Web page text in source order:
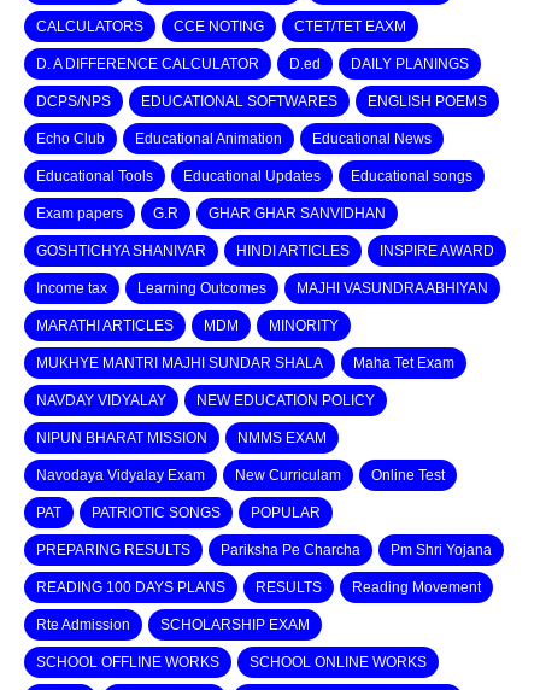
CALCULATORS CCE NOTING CTET/TET EAXM
D. A DIFFERENCE CALCULATOR D.ed DAILY PLANINGS
DCPS/NPS EDUCATIONAL SOFTWARES ENGLISH POEMS
Echo Club Educational Animation Educational News
Educational Tools Educational Updates Educational songs
Exam papers G.R GHAR GHAR SANVIDHAN
GOSHTICHYA SHANIVAR HINDI ARTICLES INSPIRE AWARD
Income tax Learning Outcomes MAJHI VASUNDRA ABHIYAN
MARATHI ARTICLES MDM MINORITY
MUKHYE MANTRI MAJHI SUNDAR SHALA Maha Tet Exam
NAVDAY VIDYALAY NEW EDUCATION POLICY
NIPUN BHARAT MISSION NMMS EXAM
Navodaya Vidyalay Exam New Curriculam Online Test
PAT PATRIOTIC SONGS POPULAR
PREPARING RESULTS Pariksha Pe Charcha Pm Shri Yojana
READING 100 DAYS PLANS RESULTS Reading Movement
Rte Admission SCHOLARSHIP EXAM
SCHOOL OFFLINE WORKS SCHOOL ONLINE WORKS